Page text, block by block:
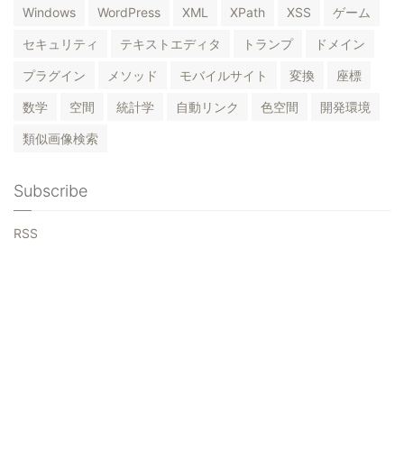
Windows WordPress XML XPath XSS ゲーム
セキュリティ テキストエディタ トランプ ドメイン
プラグイン メソッド モバイルサイト 変換 座標
数学 空間 統計学 自動リンク 色空間 開発環境
類似画像検索
Subscribe
RSS